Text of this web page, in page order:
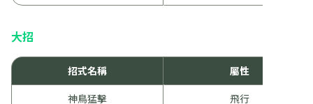
大招
招式名稱
屬性
神鳥猛擊
飛行